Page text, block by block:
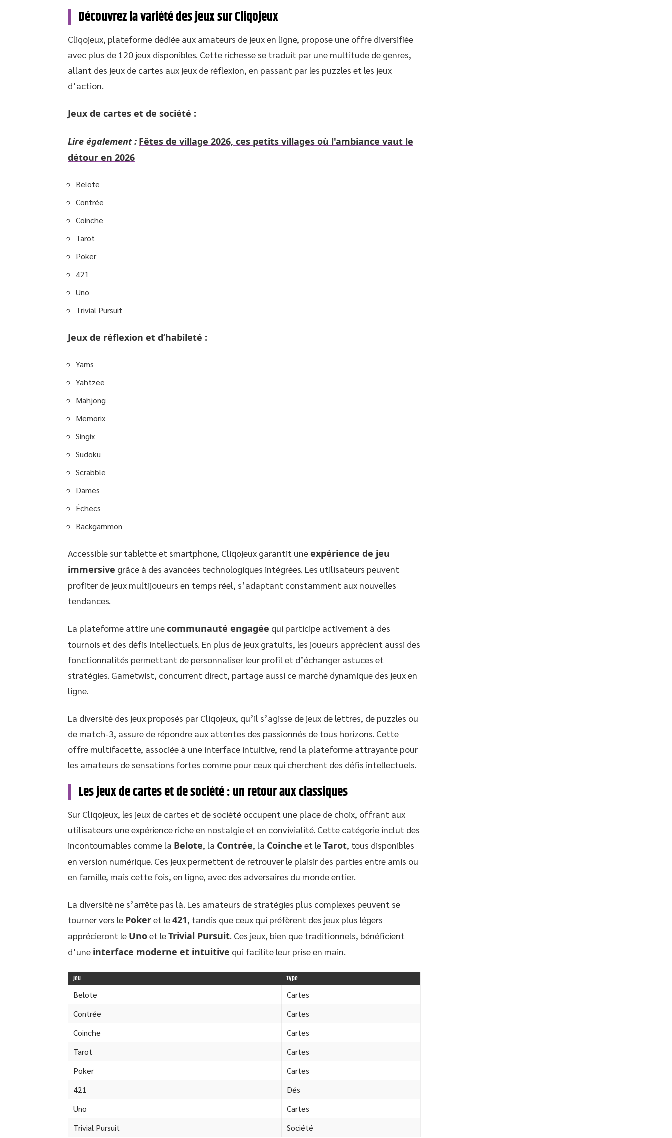
Découvrez la variété des jeux sur Cliqojeux
Cliqojeux, plateforme dédiée aux amateurs de jeux en ligne, propose une offre diversifiée
avec plus de 120 jeux disponibles. Cette richesse se traduit par une multitude de genres,
allant des jeux de cartes aux jeux de réflexion, en passant par les puzzles et les jeux
d’action.
Jeux de cartes et de société :
Lire également : Fêtes de village 2026, ces petits villages où l'ambiance vaut le
détour en 2026
Belote
Contrée
Coinche
Tarot
Poker
421
Uno
Trivial Pursuit
Jeux de réflexion et d’habileté :
Yams
Yahtzee
Mahjong
Memorix
Singix
Sudoku
Scrabble
Dames
Échecs
Backgammon
Accessible sur tablette et smartphone, Cliqojeux garantit uneexpérience de jeu
immersive grâce à des avancées technologiques intégrées. Les utilisateurs peuvent
profiter de jeux multijoueurs en temps réel, s’adaptant constamment aux nouvelles
tendances.
La plateforme attire unecommunauté engagée qui participe activement à des
tournois et des défis intellectuels. En plus de jeux gratuits, les joueurs apprécient aussi des
fonctionnalités permettant de personnaliser leur profil et d’échanger astuces et
stratégies. Gametwist, concurrent direct, partage aussi ce marché dynamique des jeux en
ligne.
La diversité des jeux proposés par Cliqojeux, qu’il s’agisse de jeux de lettres, de puzzles ou
de match-3, assure de répondre aux attentes des passionnés de tous horizons. Cette
offre multifacette, associée à une interface intuitive, rend la plateforme attrayante pour
les amateurs de sensations fortes comme pour ceux qui cherchent des défis intellectuels.
Les jeux de cartes et de société : un retour aux classiques
Sur Cliqojeux, les jeux de cartes et de société occupent une place de choix, offrant aux
utilisateurs une expérience riche en nostalgie et en convivialité. Cette catégorie inclut des
incontournables comme la Belote, la Contrée, la Coinche et leTarot, tous disponibles
en version numérique. Ces jeux permettent de retrouver le plaisir des parties entre amis ou
en famille, mais cette fois, en ligne, avec des adversaires du monde entier.
La diversité ne s’arrête pas là. Les amateurs de stratégies plus complexes peuvent se
tourner vers le Pokeret le421, tandis que ceux qui préfèrent des jeux plus légers
apprécieront le Unoet leTrivial Pursuit. Ces jeux, bien que traditionnels, bénéficient
d’une interface moderne et intuitive qui facilite leur prise en main.
Jeu Type
Belote
Cartes
Contrée
Cartes
Coinche
Cartes
Tarot
Cartes
Poker
Cartes
421
Dés
Uno
Cartes
Trivial Pursuit
Société